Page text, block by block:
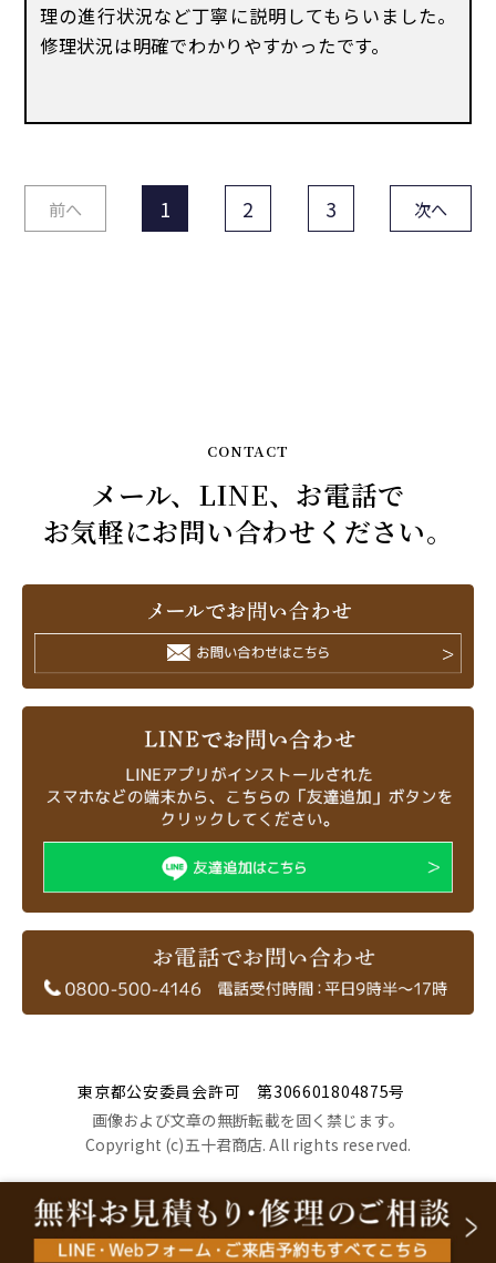
理の進行状況など丁寧に説明してもらいました。
修理状況は明確でわかりやすかったです。
前へ 1 2 3 次へ
CONTACT
メール、LINE、お電話で
お気軽にお問い合わせください。
東京都公安委員会許可 第306601804875号
画像および文章の無断転載を固く禁じます。
Copyright (c)五十君商店. All rights reserved.